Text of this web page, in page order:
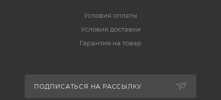
Условия оплаты
Условия доставки
Гарантия на товар
ПОДПИСАТЬСЯ НА РАССЫЛКУ